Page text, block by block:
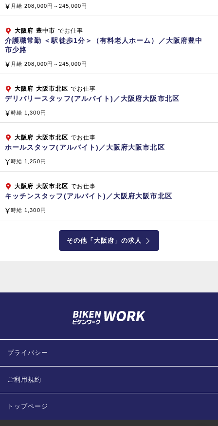
ＦＣ店舗運営、介護サービス業務（訪問看護、訪問介護、居宅
介護支援）
老人ホーム経営、医療関連経営コンサルティング（病院・クリ
ニック・人間ドック）
株式会社 マイムコミュニティー
小倉興産 株式会社
株式会社 ラボテック
株式会社 クリーンボーイ
株式会社 ビーエムエス
株式会社 クリーンテック
株式会社 テクノサービス東京
【海外】 SINGAPORE BIKEN PTE.LTD.（シンガポール共
和国）
企業公式サイト
月給 208,000円～245,000円
大阪府 豊中市 でお仕事
介護職常勤 ＜駅徒歩1分＞（有料老人ホーム）／大阪府豊中
市少路
月給 208,000円～245,000円
大阪府 大阪市北区 でお仕事
デリバリースタッフ(アルバイト)／大阪府大阪市北区
時給 1,300円
大阪府 大阪市北区 でお仕事
ホールスタッフ(アルバイト)／大阪府大阪市北区
時給 1,250円
大阪府 大阪市北区 でお仕事
キッチンスタッフ(アルバイト)／大阪府大阪市北区
時給 1,300円
その他「大阪府」の求人
プライバシー
ご利用規約
トップページ